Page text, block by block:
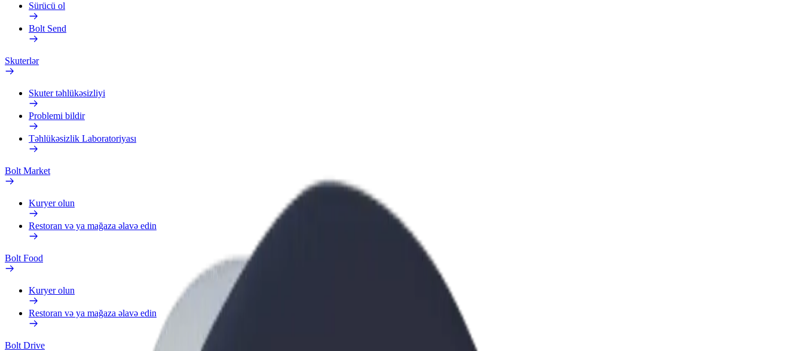
Sürücü ol
Bolt Send
Skuterlər
Skuter təhlükəsizliyi
Problemi bildir
Təhlükəsizlik Laboratoriyası
Bolt Market
Kuryer olun
Restoran və ya mağaza əlavə edin
Bolt Food
Kuryer olun
Restoran və ya mağaza əlavə edin
Bolt Drive